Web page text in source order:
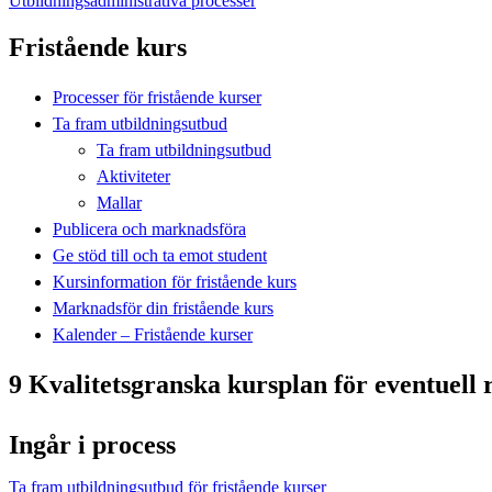
Fristående kurs
Processer för fristående kurser
Ta fram utbildningsutbud
Ta fram utbildningsutbud
Aktiviteter
Mallar
Publicera och marknadsföra
Ge stöd till och ta emot student
Kursinformation för fristående kurs
Marknadsför din fristående kurs
Kalender – Fristående kurser
9 Kvalitetsgranska kursplan för eventuell
Ingår i process
Ta fram utbildningsutbud för fristående kurser